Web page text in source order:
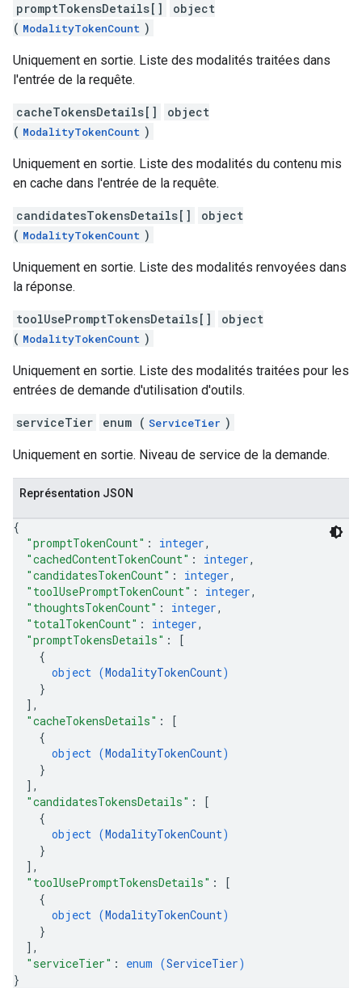
promptTokensDetails[]
object
( ModalityTokenCount )
Uniquement en sortie. Liste des modalités traitées dans
l'entrée de la requête.
cacheTokensDetails[]
object
( ModalityTokenCount )
Uniquement en sortie. Liste des modalités du contenu mis
en cache dans l'entrée de la requête.
candidatesTokensDetails[]
object
( ModalityTokenCount )
Uniquement en sortie. Liste des modalités renvoyées dans
la réponse.
toolUsePromptTokensDetails[]
object
( ModalityTokenCount )
Uniquement en sortie. Liste des modalités traitées pour les
entrées de demande d'utilisation d'outils.
serviceTier enum ( ServiceTier )
Uniquement en sortie. Niveau de service de la demande.
Représentation JSON
{
"promptTokenCount" : integer,
"cachedContentTokenCount" : integer,
"candidatesTokenCount" : integer,
"toolUsePromptTokenCount" : integer,
"thoughtsTokenCount" : integer,
"totalTokenCount" : integer,
"promptTokensDetails" :
[
{
object (ModalityTokenCount)
}
] ,
"cacheTokensDetails" :
[
{
object (ModalityTokenCount)
}
] ,
"candidatesTokensDetails" :
[
{
object (ModalityTokenCount)
}
] ,
"toolUsePromptTokensDetails" :
[
{
object (ModalityTokenCount)
}
] ,
"serviceTier" : enum (ServiceTier)
}